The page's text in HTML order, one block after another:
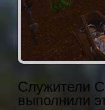
Служители
выполнили